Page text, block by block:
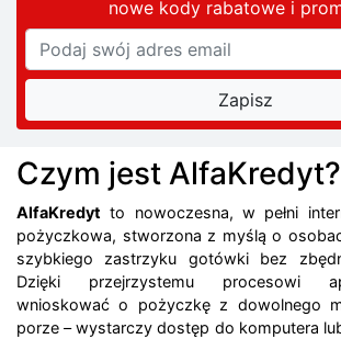
nowe kody rabatowei
Czym jest AlfaKredyt?
AlfaKredyt to nowoczesna, w pełni
pożyczkowa, stworzona z myślą o
szybkiego zastrzyku gotówki bez
Dzięki przejrzystemu procesowi
wnioskować o pożyczkę z dowolnego
porze – wystarczy dostęp do komputera